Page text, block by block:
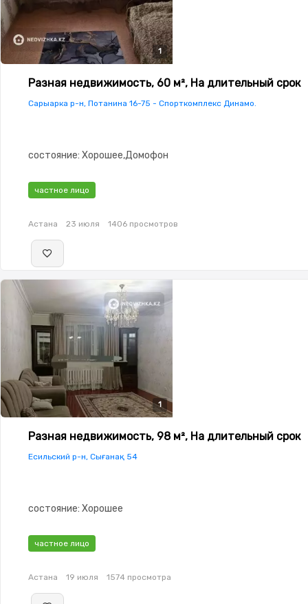
1
Разная недвижимость, 60 м², На длительный срок
Сарыарка р-н, Потанина 16-75 - Спорткомплекс Динамо.
состояние: Хорошее,Домофон
частное лицо
Астана 23 июля 1406 просмотров
1
Разная недвижимость, 98 м², На длительный срок
Есильский р-н, Сығанақ 54
состояние: Хорошее
частное лицо
Астана 19 июля 1574 просмотра